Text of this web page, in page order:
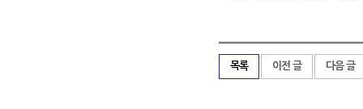
목록 이전 글 다음 글